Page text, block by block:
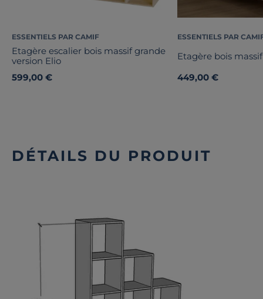
ESSENTIELS PAR CAMIF
Etagère escalier bois massif grande
version Elio
599,00 €
ESSENTIELS PAR
Etagère bois massif
449,00 €
DÉTAILS DU PRODUIT